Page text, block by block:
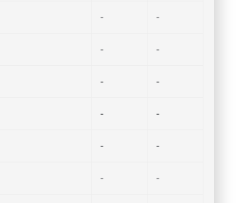
- -
- -
- -
- -
- -
- -